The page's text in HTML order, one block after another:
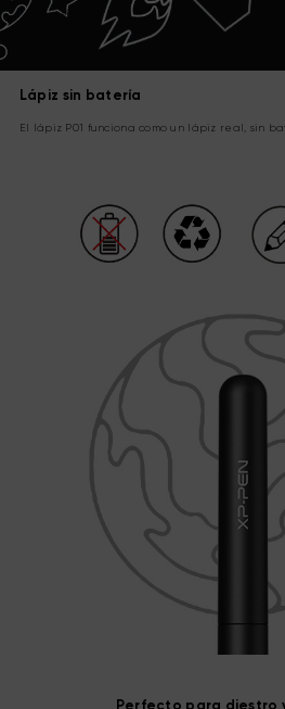
Lápiz sin batería
El lápiz P01 funciona como un lápiz real, sin